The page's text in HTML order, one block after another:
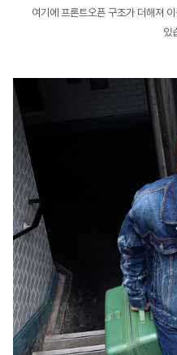
여기에 프론트오픈 구조가 더해져
있